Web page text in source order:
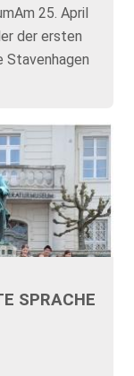
25. April
der ersten
Stavenhagen
SPRACHE